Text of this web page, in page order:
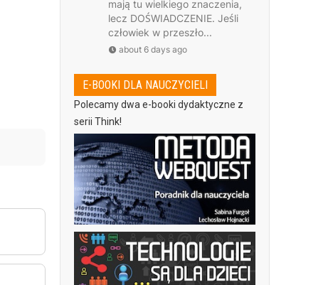
mają tu wielkiego znaczenia,
lecz DOŚWIADCZENIE. Jeśli
człowiek w przeszło...
about 6 days ago
E-BOOKI DLA NAUCZYCIELI
Polecamy dwa e-booki dydaktyczne z
serii Think!